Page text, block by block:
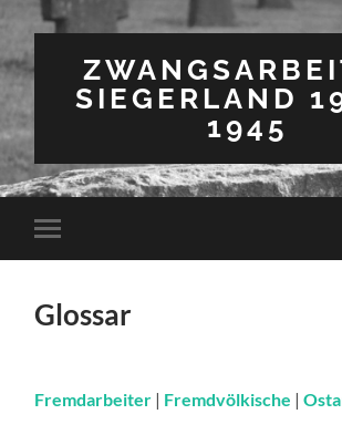
SIEGERLAND
1945
Mobile-
Menü
Glossar
Fremdarbeiter | Fremdvölkische |